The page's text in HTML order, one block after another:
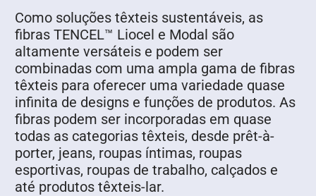
Como soluções têxteis sustentáveis, as
fibras TENCEL™ Liocel e Modal são
altamente versáteis e podem ser
combinadas com uma ampla gama de fibras
têxteis para oferecer uma variedade quase
infinita de designs e funções de produtos. As
fibras podem ser incorporadas em quase
todas as categorias têxteis, desde prêt-à-
porter, jeans, roupas íntimas, roupas
esportivas, roupas de trabalho, calçados e
até produtos têxteis-lar.